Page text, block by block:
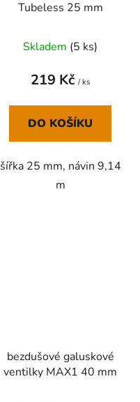
Tubeless 25 mm
Skladem (5 ks)
219 Kč / ks
DO KOŠÍKU
šířka 25 mm, návin 9,14
m
bezdušové galuskové
ventilky MAX1 40 mm